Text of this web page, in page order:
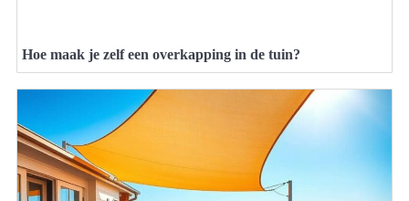
Hoe maak je zelf een overkapping in de tuin?